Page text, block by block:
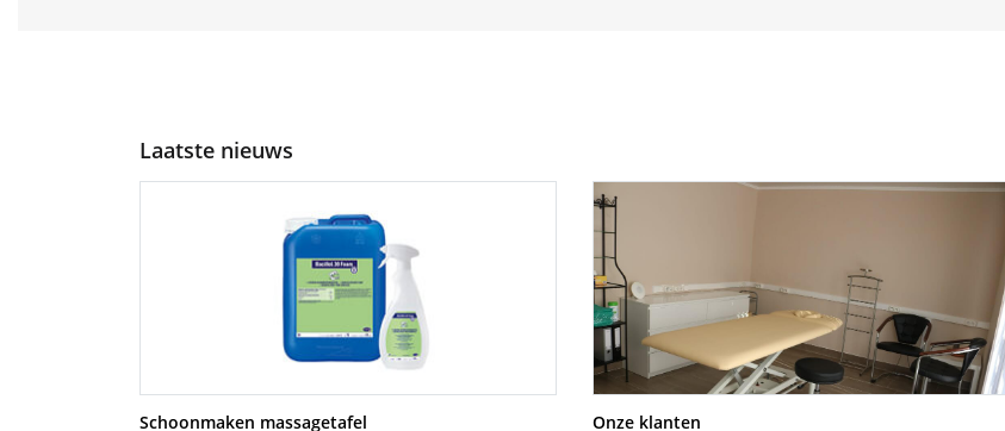
Laatste nieuws
Schoonmaken massagetafel
Onze klanten